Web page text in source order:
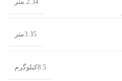
2.34 متر
3.35متر
8.5کیلوگرم